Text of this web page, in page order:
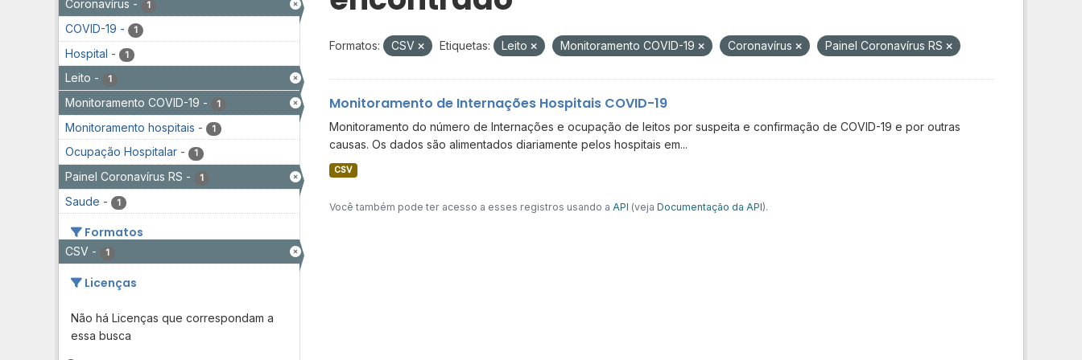
Coronavírus - 1
COVID-19 - 1
Hospital - 1
Leito - 1
Monitoramento COVID-19 - 1
Monitoramento hospitais - 1
Ocupação Hospitalar - 1
Painel Coronavírus RS - 1
Saude - 1
Formatos
CSV - 1
Licenças
Não há Licenças que correspondam a
essa busca
Formatos: CSV Etiquetas: Leito Monitoramento COVID-19 Coronavírus Painel Coronavírus RS
Monitoramento de Internações Hospitais COVID-19
Monitoramento do número de Internações e ocupação de leitos por suspeita e confirmação de COVID-19 e por outras
causas. Os dados são alimentados diariamente pelos hospitais em...
CSV
Você também pode ter acesso a esses registros usando a API (veja Documentação da API).